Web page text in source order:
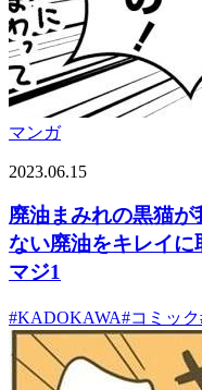
マンガ
2023.06.15
廃油まみれの黒猫
ない廃油をキレイ
マジ1
#KADOKAWA#コミック